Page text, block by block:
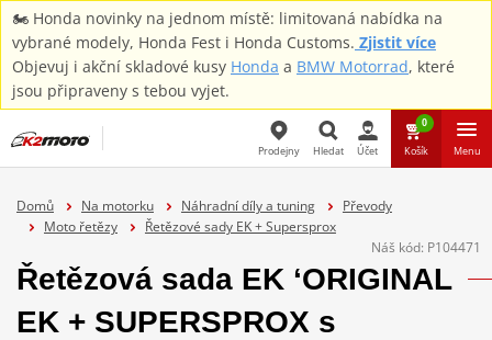
🏍️ Honda novinky na jednom místě: limitovaná nabídka na
vybrané modely, Honda Fest i Honda Customs. Zjistit více
Objevuj i akční skladové kusy Honda a BMW Motorrad, které
jsou připraveny s tebou vyjet.
Prodejny Hledat Účet
0
Košík Menu
Domů Na motorku Náhradní díly a tuning
Převody
Moto řetězy
Řetězové sady EK + Supersprox
Náš kód: P104471
Řetězová sada EK ‘ORIGINAL
EK + SUPERSPROX s